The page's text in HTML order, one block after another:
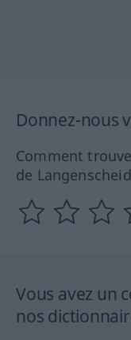
Donnez-nous
Comment
de
Vous avez un
nos